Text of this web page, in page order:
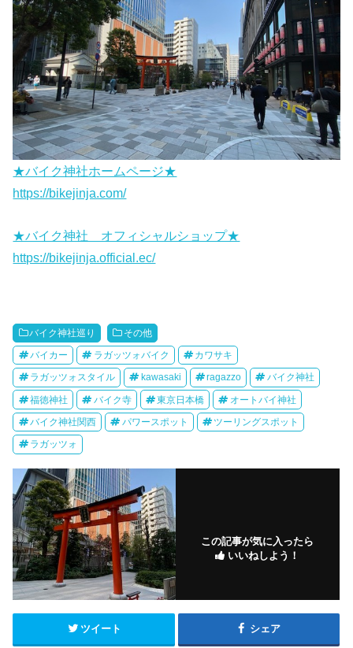
★バイク神社ホームページ★
https://bikejinja.com/
★バイク神社 オフィシャルショップ★
https://bikejinja.official.ec/
バイク神社巡り その他
バイカー ラガッツォバイク カワサキ
ラガッツォスタイル kawasaki ragazzo バイク神社
福徳神社 バイク寺 東京日本橋 オートバイ神社
バイク神社関西 パワースポット ツーリングスポット
ラガッツォ
この記事が気に入ったら
いいねしよう！
ツイート シェア